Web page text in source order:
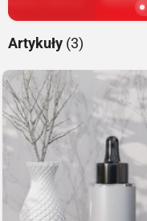
Artykuły (3)